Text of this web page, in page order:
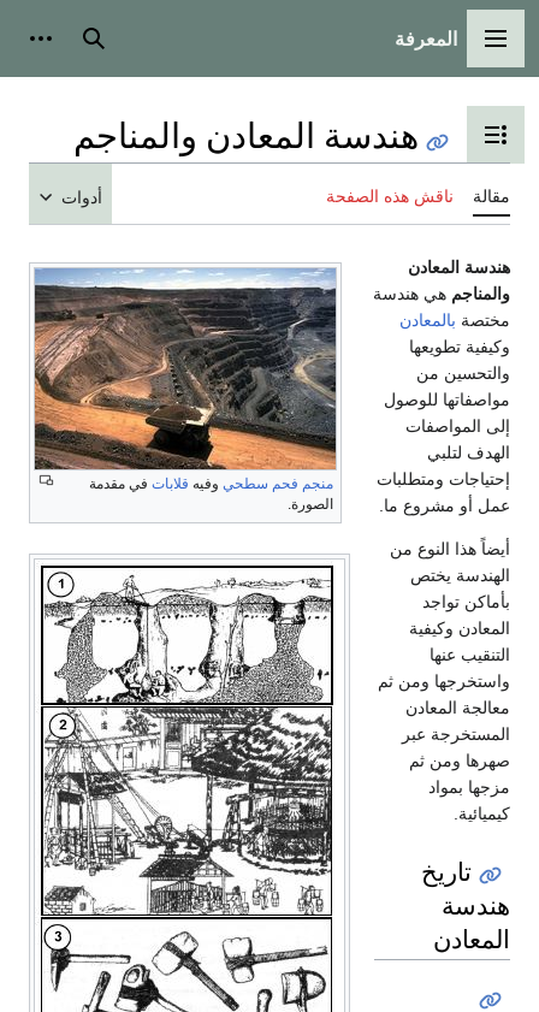
القائمة الرئيسية
المعرفة بحث
تبديل عرض جدول المحتويات
هندسة المعادن والمناجم
مقالة ناقش هذه الصفحة أدوات
منجم فحم سطحي وفيه قلابات في مقدمة
الصورة.
هندسة المعادن
والمناجم هي هندسة
مختصة بالمعادن
وكيفية تطويعها
والتحسين من
مواصفاتها للوصول
إلى المواصفات
الهدف لتلبي
إحتياجات ومتطلبات
عمل أو مشروع ما.
أيضاً هذا النوع من
الهندسة يختص
بأماكن تواجد
المعادن وكيفية
التنقيب عنها
واستخرجها ومن ثم
معالجة المعادن
المستخرجة عبر
صهرها ومن ثم
مزجها بمواد
كيميائية.
تاريخ
هندسة
المعادن